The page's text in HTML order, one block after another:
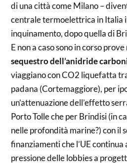
di una città come Milano –
centrale termoelettrica in Italia
inquinamento, dopo quella di
E non a caso sono in corso
sequestro dell’anidride
viaggiano con CO2 liquefatta
padana (Cortemaggiore), per
un’attenuazione dell’effetto
Porto Tolle che per Brindisi (in
nelle profondità marine?) con il
finanziamenti che l’UE continua
pressione delle lobbies a